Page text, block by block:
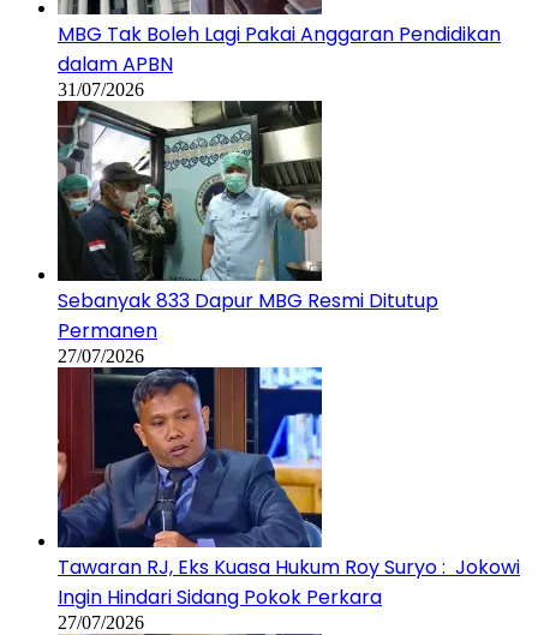
MBG Tak Boleh Lagi Pakai Anggaran Pendidikan
dalam APBN
31/07/2026
Sebanyak 833 Dapur MBG Resmi Ditutup
Permanen
27/07/2026
Tawaran RJ, Eks Kuasa Hukum Roy Suryo : Jokowi
Ingin Hindari Sidang Pokok Perkara
27/07/2026